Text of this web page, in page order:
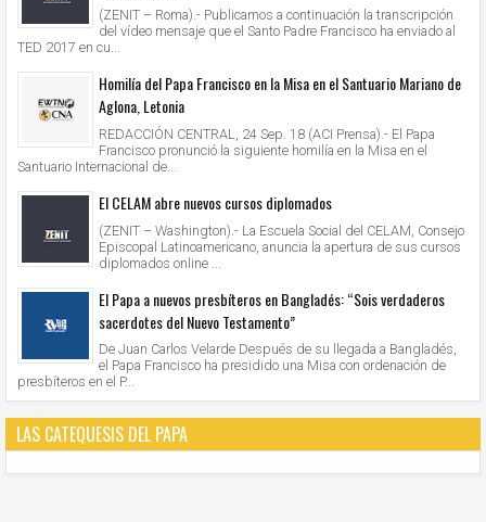
(ZENIT – Roma).- Publicamos a continuación la transcripción
del vídeo mensaje que el Santo Padre Francisco ha enviado al
TED 2017 en cu...
Homilía del Papa Francisco en la Misa en el Santuario Mariano de
Aglona, Letonia
REDACCIÓN CENTRAL, 24 Sep. 18 (ACI Prensa).- El Papa
Francisco pronunció la siguiente homilía en la Misa en el
Santuario Internacional de...
El CELAM abre nuevos cursos diplomados
(ZENIT – Washington).- La Escuela Social del CELAM, Consejo
Episcopal Latinoamericano, anuncia la apertura de sus cursos
diplomados online ...
El Papa a nuevos presbíteros en Bangladés: “Sois verdaderos
sacerdotes del Nuevo Testamento”
De Juan Carlos Velarde Después de su llegada a Bangladés,
el Papa Francisco ha presidido una Misa con ordenación de
presbíteros en el P...
LAS CATEQUESIS DEL PAPA